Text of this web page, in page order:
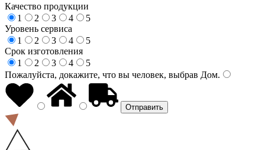
Качество продукции
1
2 3 4
5
Уровень сервиса
1
2 3 4
5
Срок изготовления
1
2 3 4
5
Пожалуйста, докажите, что вы человек, выбрав Дом.